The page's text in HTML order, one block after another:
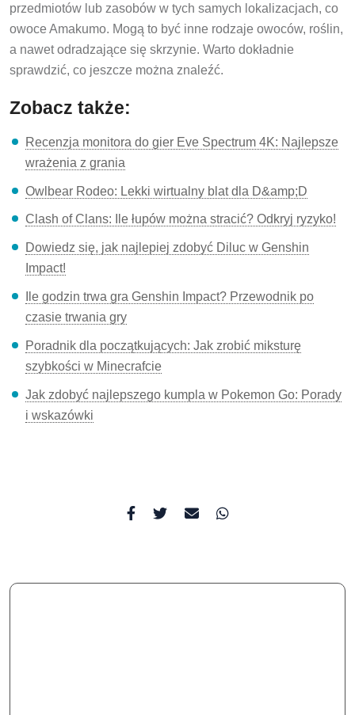
przedmiotów lub zasobów w tych samych lokalizacjach, co
owoce Amakumo. Mogą to być inne rodzaje owoców, roślin,
a nawet odradzające się skrzynie. Warto dokładnie
sprawdzić, co jeszcze można znaleźć.
Zobacz także:
Recenzja monitora do gier Eve Spectrum 4K: Najlepsze
wrażenia z grania
Owlbear Rodeo: Lekki wirtualny blat dla D&amp;D
Clash of Clans: Ile łupów można stracić? Odkryj ryzyko!
Dowiedz się, jak najlepiej zdobyć Diluc w Genshin
Impact!
Ile godzin trwa gra Genshin Impact? Przewodnik po
czasie trwania gry
Poradnik dla początkujących: Jak zrobić miksturę
szybkości w Minecrafcie
Jak zdobyć najlepszego kumpla w Pokemon Go: Porady
i wskazówki